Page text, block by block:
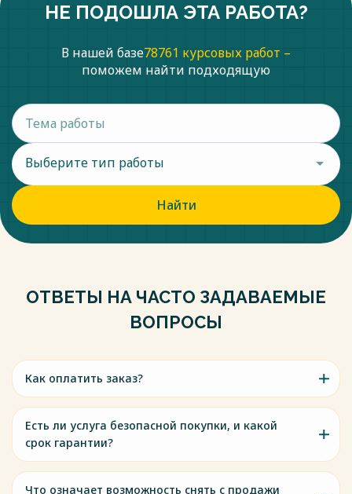
НЕ ПОДОШЛА ЭТА РАБОТА?
В нашей базе78761 курсовых работ –
поможем найти подходящую
Выберите тип работы
Найти
ОТВЕТЫ НА ЧАСТО ЗАДАВАЕМЫЕ
ВОПРОСЫ
Как оплатить заказ?
Есть ли услуга безопасной покупки, и какой
срок гарантии?
Что означает возможность снять с продажи